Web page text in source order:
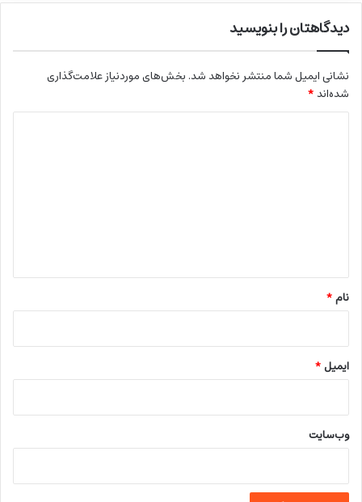
دیدگاهتان را بنویسید
نشانی ایمیل شما منتشر نخواهد شد. بخش‌های موردنیاز علامت‌گذاری
شده‌اند*
نام*
ایمیل*
وب‌سایت